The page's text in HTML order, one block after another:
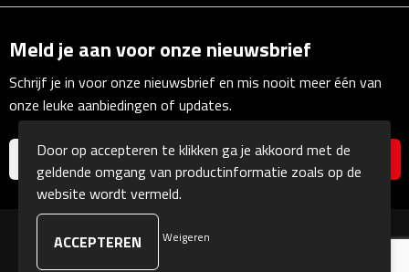
Pennen etui's
Pennenhouders
Puntenslijpers
Rekenmachines
Document- & Schrijfmappen
Documentmappen
Meld je aan voor onze nieuwsbrief
Schrijf je in voor onze nieuwsbrief en mis nooit meer één van
onze leuke aanbiedingen of updates.
© Copyright Kranengeschenken 2026
Door op accepteren te klikken ga je akkoord met de
geldende omgang van productinformatie zoals op de
website wordt vermeld.
Weigeren